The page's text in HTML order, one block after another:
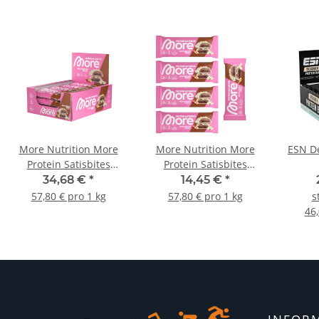
More Nutrition More
Protein Satisbites
Riegel 12er Box
34,68 € *
57,80 € pro 1 kg
More Nutrition More
Protein Satisbites
Riegel 5er Pack
14,45 € *
57,80 € pro 1 kg
ESN